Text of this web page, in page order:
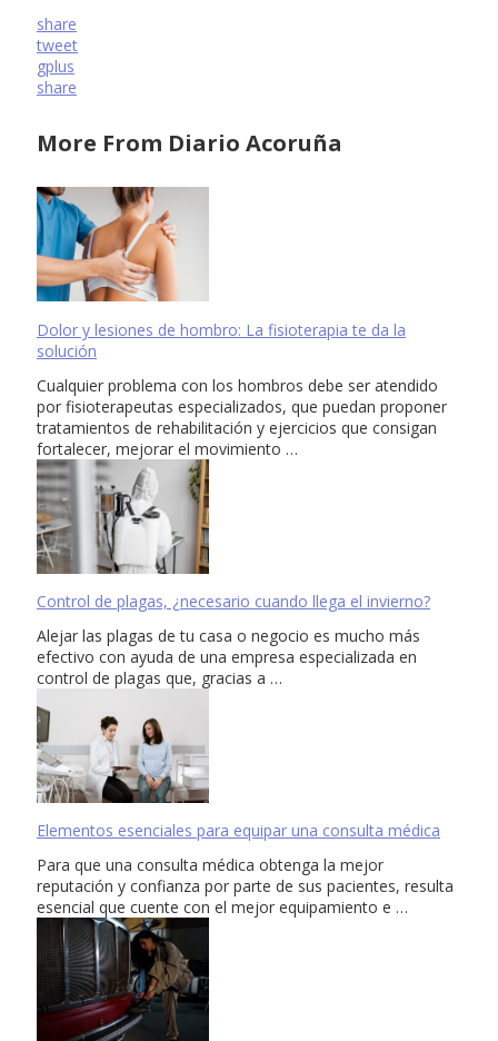
share
tweet
gplus
share
More From Diario Acoruña
Dolor y lesiones de hombro: La fisioterapia te da la
solución
Cualquier problema con los hombros debe ser atendido
por fisioterapeutas especializados, que puedan proponer
tratamientos de rehabilitación y ejercicios que consigan
fortalecer, mejorar el movimiento …
Control de plagas, ¿necesario cuando llega el invierno?
Alejar las plagas de tu casa o negocio es mucho más
efectivo con ayuda de una empresa especializada en
control de plagas que, gracias a …
Elementos esenciales para equipar una consulta médica
Para que una consulta médica obtenga la mejor
reputación y confianza por parte de sus pacientes, resulta
esencial que cuente con el mejor equipamiento e …